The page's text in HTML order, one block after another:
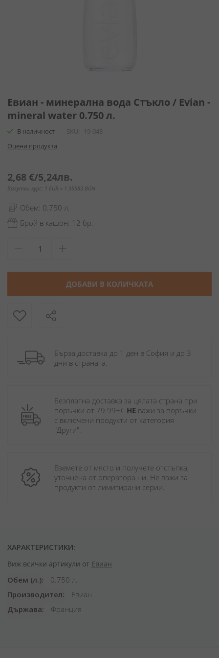
към
началото
на
галерия
снимки
Евиан - минерална вода Стъкло / Evian -
mineral water 0.750 л.
В наличност SKU
19-043
Оцени продукта
2,68 €/5,24лв.
Валутен курс: 1 EUR = 1.95583 BGN
Обем: 0.750 л.
Брой в кашон: 12 бр.
ДОБАВИ В КОЛИЧКАТА
Бърза доставка до 1 ден в София и до 3
дни в страната.
Безплатна доставка за цялата страна при
поръчки от 79.99+€ НЕ важи за поръчки
с включени продукти от категория
"Други".
Вземете от място и получете отстъпка,
уточнена от оператора ни. Не важи за
продукти от лимитирани серии.
ХАРАКТЕРИСТИКИ:
Виж всички артикули от Евиан
Обем (л.)
0.750 л.
Производител
Евиан
Държава
Франция